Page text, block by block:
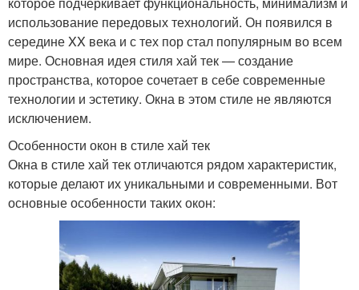
использование передовых технологий. Он появился в
середине XX века и с тех пор стал популярным во всем
мире. Основная идея стиля хай тек — создание
пространства, которое сочетает в себе современные
технологии и эстетику. Окна в этом стиле не являются
исключением.
Особенности окон в стиле хай тек
Окна в стиле хай тек отличаются рядом характеристик,
которые делают их уникальными и современными. Вот
основные особенности таких окон: